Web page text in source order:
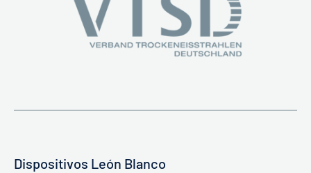
Dispositivos León Blanco